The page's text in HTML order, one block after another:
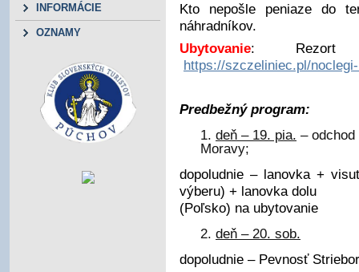
INFORMÁCIE
OZNAMY
Kto nepošle peniaze do
náhradníkov.
Ubytovanie: Rezort
https://szczeliniec.pl/
Predbežný program:
deň – 19. pia. –
Moravy;
dopoludnie – lanovka +
výberu) + lanovka dolu
(Poľsko) na ubytovanie
deň – 20. sob.
dopoludnie – Pevnosť